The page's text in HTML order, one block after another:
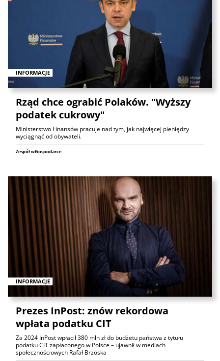
INFORMACJE
Rząd chce ograbić Polaków. "Wyższy
podatek cukrowy"
Ministerstwo Finansów pracuje nad tym, jak najwięcej pieniędzy
wyciągnąć od obywateli.
Zespół wGospodarce
INFORMACJE
Prezes InPost: znów rekordowa
wpłata podatku CIT
Za 2024 InPost wpłacił 380 mln zł do budżetu państwa z tytułu
podatku CIT zapłaconego w Polsce – ujawnił w mediach
społecznościowych Rafał Brzoska